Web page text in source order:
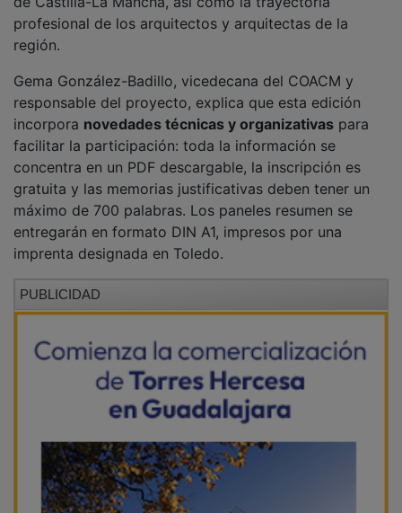
profesional de los arquitectos y arquitectas de la
región.
responsable del proyecto, explica que esta edición
incorporanovedades técnicas y organizativaspara
facilitar la participación: toda la información se
concentra en un PDF descargable, la inscripción es
gratuita y las memorias justificativas deben tener un
máximo de 700 palabras. Los paneles resumen se
entregarán en formato DIN A1, impresos por una
imprenta designada en Toledo.